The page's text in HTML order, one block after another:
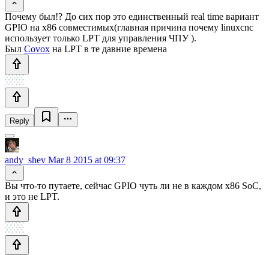
Почему был!? До сих пор это единственный real time вариант
GPIO на x86 совместимых(главная причина почему linuxcnc
использует только LPT для управления ЧПУ ).
Был Covox на LPT в те давние времена
Reply
andy_shev Mar 8 2015 at 09:37
Вы что-то путаете, сейчас GPIO чуть ли не в каждом x86 SoC,
и это не LPT.